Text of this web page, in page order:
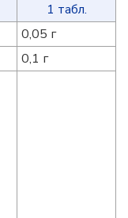
1 табл.
0,05 г
0,1 г